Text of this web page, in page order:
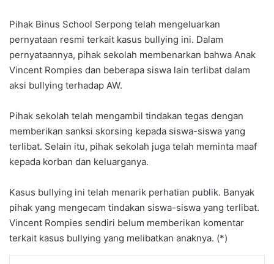
Pihak Binus School Serpong telah mengeluarkan
pernyataan resmi terkait kasus bullying ini. Dalam
pernyataannya, pihak sekolah membenarkan bahwa Anak
Vincent Rompies dan beberapa siswa lain terlibat dalam
aksi bullying terhadap AW.
Pihak sekolah telah mengambil tindakan tegas dengan
memberikan sanksi skorsing kepada siswa-siswa yang
terlibat. Selain itu, pihak sekolah juga telah meminta maaf
kepada korban dan keluarganya.
Kasus bullying ini telah menarik perhatian publik. Banyak
pihak yang mengecam tindakan siswa-siswa yang terlibat.
Vincent Rompies sendiri belum memberikan komentar
terkait kasus bullying yang melibatkan anaknya. (*)